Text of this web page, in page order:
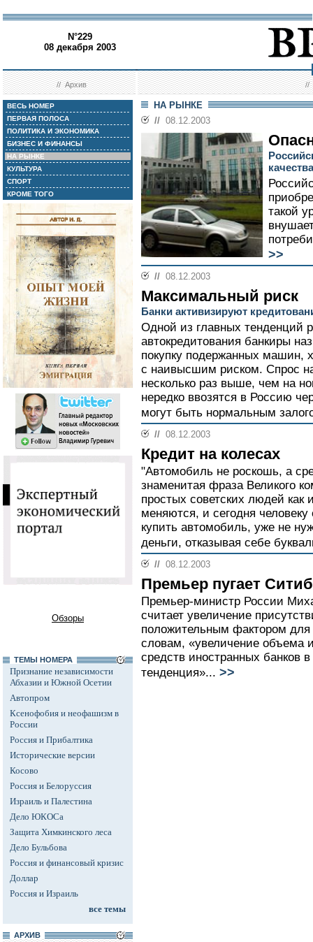
N°229
08 декабря 2003
//Архив //
ВЕСЬ НОМЕР
ПЕРВАЯ ПОЛОСА
ПОЛИТИКА И ЭКОНОМИКА
БИЗНЕС И ФИНАНСЫ
НА РЫНКЕ
КУЛЬТУРА
СПОРТ
КРОМЕ ТОГО
Обзоры
ТЕМЫ НОМЕРА
Признание независимости
Абхазии и Южной Осетии
Автопром
Ксенофобия и неофашизм в
России
Россия и Прибалтика
Исторические версии
Косово
Россия и Белоруссия
Израиль и Палестина
Дело ЮКОСа
Защита Химкинского леса
Дело Бульбова
Россия и финансовый кризис
Доллар
Россия и Израиль
все темы
АРХИВ
НА РЫНКЕ
// 08.12.2003
такой
>>
// 08.12.2003
Максимальный риск
Банки активизируют
Одной из главных тенденций
автокредитования банкиры
покупку подержанных машин,
с наивысшим риском. Спрос
несколько раз выше, чем на
нередко ввозятся в Россию
могут быть нормальным
// 08.12.2003
Кредит на колесах
"Автомобиль не роскошь, а
знаменитая фраза Великого
простых советских людей как
меняются, и сегодня
купить автомобиль, уже не
деньги, отказывая себе
// 08.12.2003
Премьер пугает
Премьер-министр России
считает увеличение
положительным фактором для
словам, «увеличение объема
средств иностранных банков
тенденция»... >>